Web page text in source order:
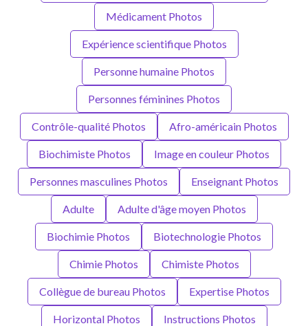
Médicament Photos
Expérience scientifique Photos
Personne humaine Photos
Personnes féminines Photos
Contrôle-qualité Photos Afro-américain Photos
Biochimiste Photos Image en couleur Photos
Personnes masculines Photos Enseignant Photos
Adulte Adulte d'âge moyen Photos
Biochimie Photos Biotechnologie Photos
Chimie Photos Chimiste Photos
Collègue de bureau Photos Expertise Photos
Horizontal Photos Instructions Photos